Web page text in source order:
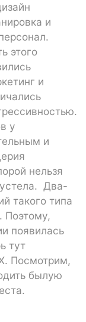
и
этого
и
у
и
нельзя
Два-
такого типа
Поэтому,
появилась
тут
Посмотрим,
былую